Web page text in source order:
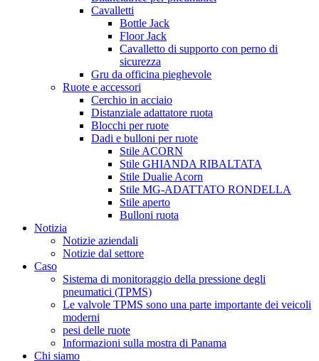
Cavalletti
Bottle Jack
Floor Jack
Cavalletto di supporto con perno di
sicurezza
Gru da officina pieghevole
Ruote e accessori
Cerchio in acciaio
Distanziale adattatore ruota
Blocchi per ruote
Dadi e bulloni per ruote
Stile ACORN
Stile GHIANDA RIBALTATA
Stile Dualie Acorn
Stile MG-ADATTATO RONDELLA
Stile aperto
Bulloni ruota
Notizia
Notizie aziendali
Notizie dal settore
Caso
Sistema di monitoraggio della pressione degli
pneumatici (TPMS)
Le valvole TPMS sono una parte importante dei veicoli
moderni
pesi delle ruote
Informazioni sulla mostra di Panama
Chi siamo